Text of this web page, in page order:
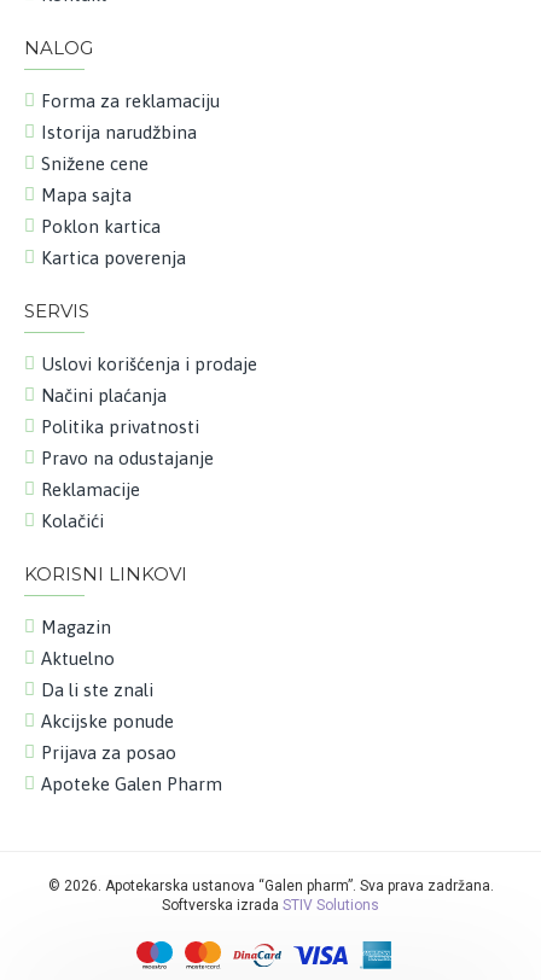
NALOG
Forma za reklamaciju
Istorija narudžbina
Snižene cene
Mapa sajta
Poklon kartica
Kartica poverenja
SERVIS
Uslovi korišćenja i prodaje
Načini plaćanja
Politika privatnosti
Pravo na odustajanje
Reklamacije
Kolačići
KORISNI LINKOVI
Magazin
Aktuelno
Da li ste znali
Akcijske ponude
Prijava za posao
Apoteke Galen Pharm
© 2026. Apotekarska ustanova “Galen pharm”. Sva prava zadržana.
Softverska izrada STIV Solutions